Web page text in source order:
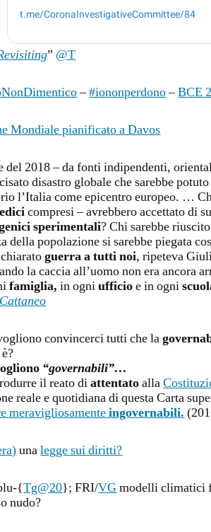
” @T
–#iononperdono–BCE
Mondiale pianificato a Davos
del 2018 – da fonti indipendenti,
disastro globale che sarebbe
l’Italia come epicentro europeo. …
compresi – avrebbero accettato di
sperimentali? Chi sarebbe
della popolazione si sarebbe piegata
guerra a tutti noi, ripeteva
la caccia all’uomo non era ancora
famiglia, in ogniufficioe in ogni
convincerci tutti che la
“governabili”…
il reato diattentatoalla
reale e quotidiana di questa Carta
meravigliosamenteingovernabili.
unalegge sui diritti?
{Tg@20}; FRI/VGmodelli climatici
nudo?